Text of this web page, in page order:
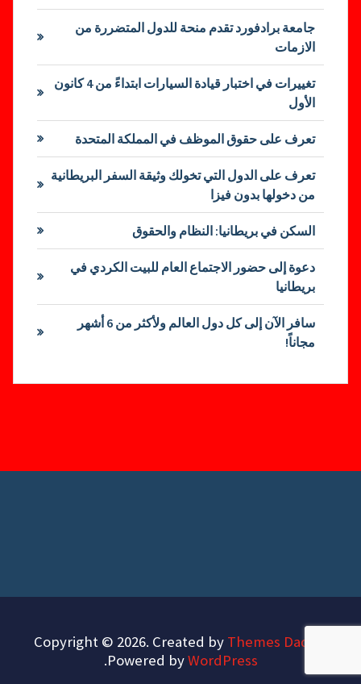
جامعة برادفورد تقدم منحة للدول المتضررة من
الازمات
تغييرات في اختبار قيادة السيارات ابتداءً من 4 كانون
الأول
تعرف على حقوق الموظف في المملكة المتحدة
تعرف على الدول التي تخولك وثيقة السفر البريطانية
من دخولها بدون فيزا
السكن في بريطانيا: النظام والحقوق
دعوة إلى حضور الاجتماع العام للبيت الكردي في
بريطانيا
سافر الآن إلى كل دول العالم ولأكثر من 6 أشهر
مجاناً!
Copyright © 2026. Created by Themes Daddy
Powered byWordPress
.